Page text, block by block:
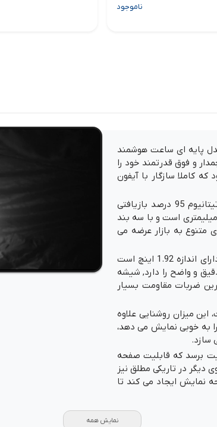
ناموجود
تابستانه 2023 علاوه بر مدل پایه ای ساعت هوشمند
های پرچمدار و فوق قدرتمند خود را
معرفی نمود که کاملا سازگار با آیفون
اپل مدعی است که برای تولید بدنه و فریم این واچ از تیتانیوم 95 درصد بازیافتی
استفاده کرده است. این ساعت فقط دارای اندازه بدنه 49 میلیمتری است و با سه بند
متنوع به بازار عرضه می
صفحه نمایش این ساعت از نوع Retina LTPO OLED و دارای اندازه 1.92 اینچ است
بسیار دقیق و واضح را دارد, شیشه
ضربات مقاومت بسیار
حداکثر روشنایی 3000 نیت است، این میزان روشنایی علاوه
به خوبی نمایش می دهد،
سازد.
میزان روشنایی صفحه نمایش می تواند به 1 نیت برسد که قابلیت صفحه
دیگر در تاریکی مطلق نیز
نمایش ایجاد می کند تا
اپل واچ اولترا 2 دارای جدیدترین پردازنده های سری S یعنی چیپ S9 Sip می باشد که
شرکت اپل برای ساعت های هوشمند خود توسعه می دهد، چیپ S9 پردازنده مرکزینمایش همه